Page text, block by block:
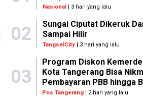
Nasional | 3 hari yang lalu
02
Sungai Ciputat Dikeruk
Sampai Hilir
TangselCity| 3 hari yang lalu
03
Program Diskon
Kota Tangerang Bisa
Pembayaran PBB hingga
Pos Tangerang | 2 hari yang lalu